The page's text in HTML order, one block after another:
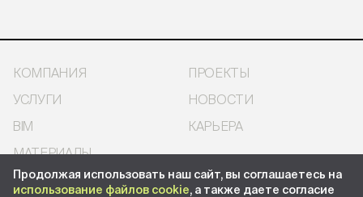
КОМПАНИЯ
ПРОЕКТЫ
УСЛУГИ
НОВОСТИ
BIM
КАРЬЕРА
МАТЕРИАЛЫ
Продолжая использовать наш сайт, вы соглашаетесь на
использование файлов cookie, а также даете согласие